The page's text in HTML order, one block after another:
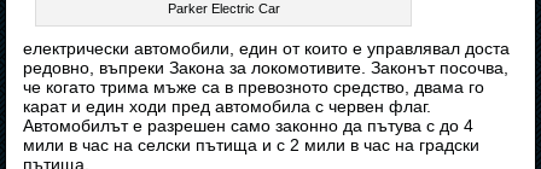
Parker Electric Car
електрически автомобили, един от които е управлявал доста
редовно, въпреки Закона за локомотивите. Законът посочва,
че когато трима мъже са в превозното средство, двама го
карат и един ходи пред автомобила с червен флаг.
Автомобилът е разрешен само законно да пътува с до 4
мили в час на селски пътища и с 2 мили в час на градски
пътища.